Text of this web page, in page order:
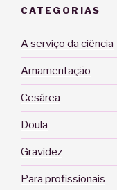
CATEGORIAS
A serviço da ciência
Amamentação
Cesárea
Doula
Gravidez
Para profissionais